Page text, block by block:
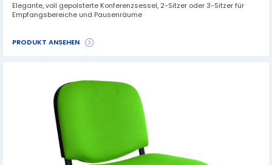
Elegante, voll gepolsterte Konferenzsessel, 2-Sitzer oder 3-Sitzer für
Empfangsbereiche und Pausenräume
PRODUKT ANSEHEN